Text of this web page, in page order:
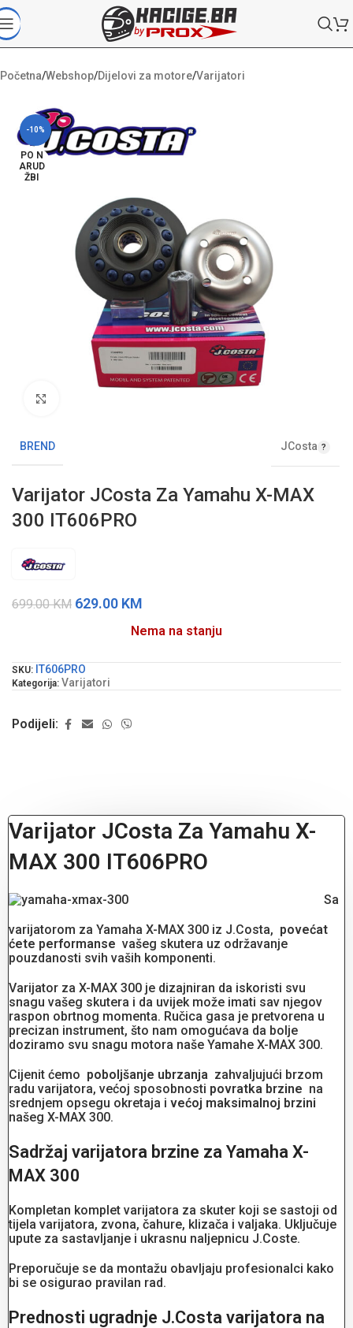
Početna/Webshop/Dijelovi za motore/Varijatori
-10%
PO N
ARUD
ŽBI
BREND JCosta
Varijator JCosta Za Yamahu X-MAX
300 IT606PRO
699.00KM 629.00 KM
Nema na stanju
SKU: IT606PRO
Kategorija: Varijatori
Podijeli:
Varijator JCosta Za Yamahu X-
MAX 300 IT606PRO
Sa
varijatorom za Yamaha X-MAX 300 iz J.Costa, povećat
ćete performanse vašeg skutera uz održavanje
pouzdanosti svih vaših komponenti.
Varijator za X-MAX 300 je dizajniran da iskoristi svu
snagu vašeg skutera i da uvijek može imati sav njegov
raspon obrtnog momenta. Ručica gasa je pretvorena u
precizan instrument, što nam omogućava da bolje
doziramo svu snagu motora naše Yamahe X-MAX 300.
Cijenit ćemo poboljšanje ubrzanja zahvaljujući brzom
radu varijatora, većoj sposobnosti povratka brzine na
srednjem opsegu okretaja i većoj maksimalnoj brzini
našeg X-MAX 300.
Sadržaj varijatora brzine za Yamaha X-
MAX 300
Kompletan komplet varijatora za skuter koji se sastoji od
tijela varijatora, zvona, čahure, klizača i valjaka. Uključuje
upute za sastavljanje i ukrasnu naljepnicu J.Coste.
Preporučuje se da montažu obavljaju profesionalci kako
bi se osigurao pravilan rad.
Prednosti ugradnje J.Costa varijatora na